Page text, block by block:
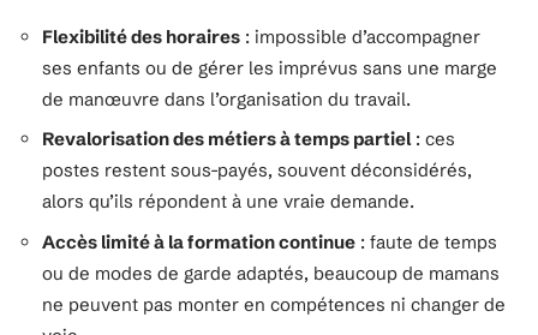
Flexibilité des horaires : impossible d’accompagner
ses enfants ou de gérer les imprévus sans une marge
de manœuvre dans l’organisation du travail.
Revalorisation des métiers à temps partiel: ces
postes restent sous-payés, souvent déconsidérés,
alors qu’ils répondent à une vraie demande.
Accès limité à la formation continue : faute de temps
ou de modes de garde adaptés, beaucoup de mamans
ne peuvent pas monter en compétences ni changer de